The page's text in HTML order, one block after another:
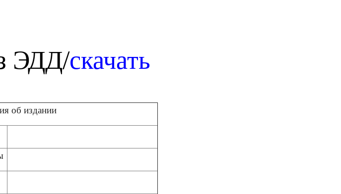
ЭДД/скачать
об издании